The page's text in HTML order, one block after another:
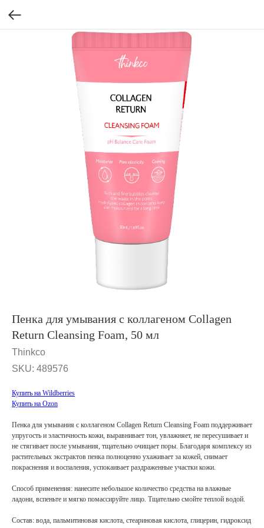
Пенка для умывания с коллагеном Collagen
Return Cleansing Foam, 50 мл
Thinkco
SKU: 489576
Купить на Wildberries
Купить на Ozon
Пенка для умывания с коллагеном Collagen Return Cleansing Foam поддерживает
упругость и эластичность кожи, выравнивает тон, увлажняет, не пересушивает и
не стягивает после умывания, тщательно очищает поры. Благодаря комплексу из
растительных экстрактов пенка полноценно ухаживает за кожей, снимает
покраснения и воспаления, успокаивает раздраженные участки кожи.
Способ применения: нанесите небольшое количество средства на влажные
ладони, вспеньте и мягко помассируйте лицо. Тщательно смойте теплой водой.
Состав: вода, пальмитиновая кислота, стеариновая кислота, глицерин, гидроксид